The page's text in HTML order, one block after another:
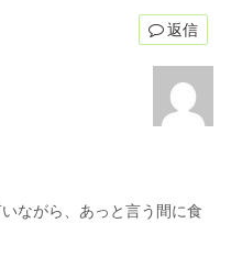
返信
ながら、あっと言う間に食